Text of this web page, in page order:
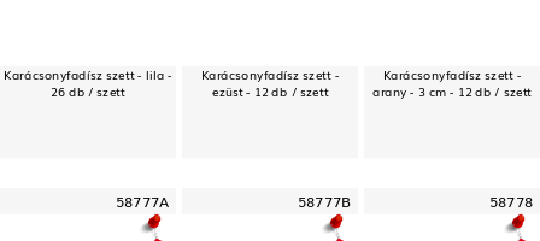
Karácsonyfadísz szett - lila -
26 db / szett
Karácsonyfadísz szett -
ezüst - 12 db / szett
Karácsonyfadísz szett -
arany - 3 cm - 12 db / szett
58777A 58777B 58778